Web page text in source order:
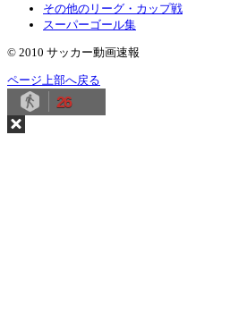
その他のリーグ・カップ戦
スーパーゴール集
© 2010 サッカー動画速報
ページ上部へ戻る
26